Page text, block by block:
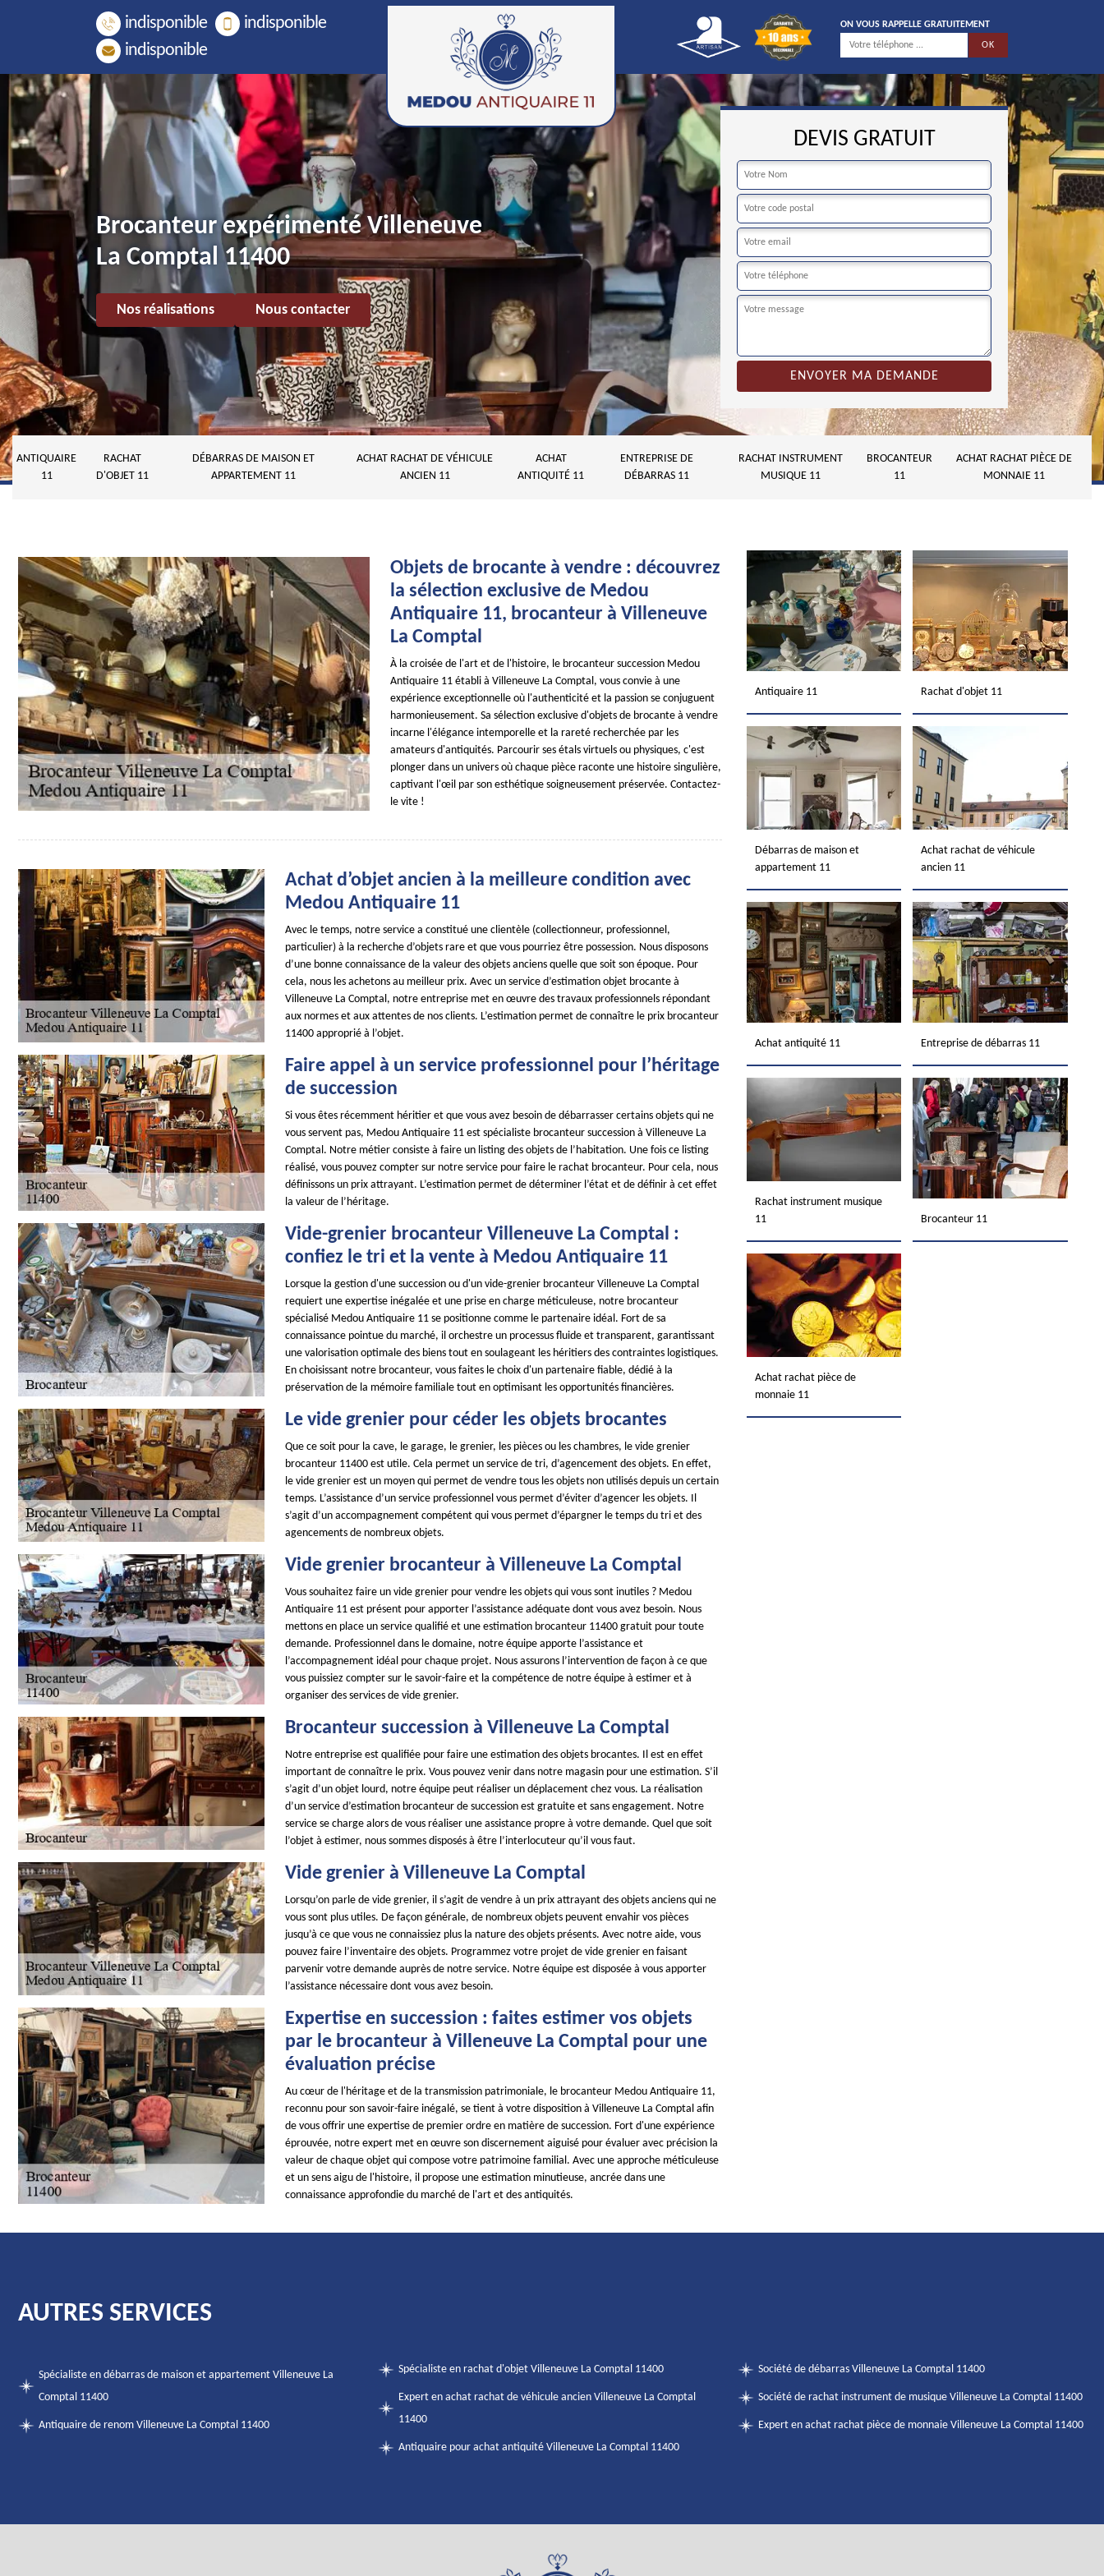
indisponible
indisponible
indisponible
ON VOUS RAPPELLE GRATUITEMENT
Brocanteur expérimenté Villeneuve
La Comptal 11400
Nos réalisations Nous contacter
DEVIS GRATUIT
ANTIQUAIRE
11
RACHAT
D'OBJET 11
DÉBARRAS DE MAISON ET
APPARTEMENT 11
ACHAT RACHAT DE VÉHICULE
ANCIEN 11
ACHAT
ANTIQUITÉ 11
ENTREPRISE DE
DÉBARRAS 11
RACHAT INSTRUMENT
MUSIQUE 11
BROCANTEUR
11
ACHAT RACHAT PIÈCE DE
MONNAIE 11
Objets de brocante à vendre : découvrez
la sélection exclusive de Medou
Antiquaire 11, brocanteur à Villeneuve
La Comptal
À la croisée de l'art et de l'histoire, le brocanteur succession Medou
Antiquaire 11 établi à Villeneuve La Comptal, vous convie à une
expérience exceptionnelle où l'authenticité et la passion se conjuguent
harmonieusement. Sa sélection exclusive d'objets de brocante à vendre
incarne l'élégance intemporelle et la rareté recherchée par les
amateurs d'antiquités. Parcourir ses étals virtuels ou physiques, c'est
plonger dans un univers où chaque pièce raconte une histoire singulière,
captivant l'œil par son esthétique soigneusement préservée. Contactez-
le vite !
Achat d’objet ancien à la meilleure condition avec
Medou Antiquaire 11
Avec le temps, notre service a constitué une clientèle (collectionneur, professionnel,
particulier) à la recherche d’objets rare et que vous pourriez être possession. Nous disposons
d’une bonne connaissance de la valeur des objets anciens quelle que soit son époque. Pour
cela, nous les achetons au meilleur prix. Avec un service d’estimation objet brocante à
Villeneuve La Comptal, notre entreprise met en œuvre des travaux professionnels répondant
aux normes et aux attentes de nos clients. L’estimation permet de connaître le prix brocanteur
11400 approprié à l’objet.
Faire appel à un service professionnel pour l’héritage
de succession
Si vous êtes récemment héritier et que vous avez besoin de débarrasser certains objets qui ne
vous servent pas, Medou Antiquaire 11 est spécialiste brocanteur succession à Villeneuve La
Comptal. Notre métier consiste à faire un listing des objets de l’habitation. Une fois ce listing
réalisé, vous pouvez compter sur notre service pour faire le rachat brocanteur. Pour cela, nous
définissons un prix attrayant. L’estimation permet de déterminer l’état et de définir à cet effet
la valeur de l’héritage.
Vide-grenier brocanteur Villeneuve La Comptal :
confiez le tri et la vente à Medou Antiquaire 11
Lorsque la gestion d'une succession ou d'un vide-grenier brocanteur Villeneuve La Comptal
requiert une expertise inégalée et une prise en charge méticuleuse, notre brocanteur
spécialisé Medou Antiquaire 11 se positionne comme le partenaire idéal. Fort de sa
connaissance pointue du marché, il orchestre un processus fluide et transparent, garantissant
une valorisation optimale des biens tout en soulageant les héritiers des contraintes logistiques.
En choisissant notre brocanteur, vous faites le choix d'un partenaire fiable, dédié à la
préservation de la mémoire familiale tout en optimisant les opportunités financières.
Le vide grenier pour céder les objets brocantes
Que ce soit pour la cave, le garage, le grenier, les pièces ou les chambres, le vide grenier
brocanteur 11400 est utile. Cela permet un service de tri, d’agencement des objets. En effet,
le vide grenier est un moyen qui permet de vendre tous les objets non utilisés depuis un certain
temps. L’assistance d’un service professionnel vous permet d’éviter d’agencer les objets. Il
s’agit d’un accompagnement compétent qui vous permet d’épargner le temps du tri et des
agencements de nombreux objets.
Vide grenier brocanteur à Villeneuve La Comptal
Vous souhaitez faire un vide grenier pour vendre les objets qui vous sont inutiles ? Medou
Antiquaire 11 est présent pour apporter l’assistance adéquate dont vous avez besoin. Nous
mettons en place un service qualifié et une estimation brocanteur 11400 gratuit pour toute
demande. Professionnel dans le domaine, notre équipe apporte l’assistance et
l’accompagnement idéal pour chaque projet. Nous assurons l’intervention de façon à ce que
vous puissiez compter sur le savoir-faire et la compétence de notre équipe à estimer et à
organiser des services de vide grenier.
Brocanteur succession à Villeneuve La Comptal
Notre entreprise est qualifiée pour faire une estimation des objets brocantes. Il est en effet
important de connaître le prix. Vous pouvez venir dans notre magasin pour une estimation. S’il
s’agit d’un objet lourd, notre équipe peut réaliser un déplacement chez vous. La réalisation
d’un service d’estimation brocanteur de succession est gratuite et sans engagement. Notre
service se charge alors de vous réaliser une assistance propre à votre demande. Quel que soit
l’objet à estimer, nous sommes disposés à être l’interlocuteur qu’il vous faut.
Vide grenier à Villeneuve La Comptal
Lorsqu’on parle de vide grenier, il s’agit de vendre à un prix attrayant des objets anciens qui ne
vous sont plus utiles. De façon générale, de nombreux objets peuvent envahir vos pièces
jusqu’à ce que vous ne connaissiez plus la nature des objets présents. Avec notre aide, vous
pouvez faire l’inventaire des objets. Programmez votre projet de vide grenier en faisant
parvenir votre demande auprès de notre service. Notre équipe est disposée à vous apporter
l’assistance nécessaire dont vous avez besoin.
Expertise en succession : faites estimer vos objets
par le brocanteur à Villeneuve La Comptal pour une
évaluation précise
Au cœur de l'héritage et de la transmission patrimoniale, le brocanteur Medou Antiquaire 11,
reconnu pour son savoir-faire inégalé, se tient à votre disposition à Villeneuve La Comptal afin
de vous offrir une expertise de premier ordre en matière de succession. Fort d'une expérience
éprouvée, notre expert met en œuvre son discernement aiguisé pour évaluer avec précision la
valeur de chaque objet qui compose votre patrimoine familial. Avec une approche méticuleuse
et un sens aigu de l'histoire, il propose une estimation minutieuse, ancrée dans une
connaissance approfondie du marché de l'art et des antiquités.
Antiquaire 11 Rachat d'objet 11
Débarras de maison et
appartement 11
Achat rachat de véhicule
ancien 11
Achat antiquité 11 Entreprise de débarras 11
Rachat instrument musique
11
Brocanteur 11
Achat rachat pièce de
monnaie 11
AUTRES SERVICES
Spécialiste en débarras de maison et appartement Villeneuve La
Comptal 11400
Antiquaire de renom Villeneuve La Comptal 11400
Spécialiste en rachat d'objet Villeneuve La Comptal 11400
Expert en achat rachat de véhicule ancien Villeneuve La Comptal
11400
Antiquaire pour achat antiquité Villeneuve La Comptal 11400
Société de débarras Villeneuve La Comptal 11400
Société de rachat instrument de musique Villeneuve La Comptal 11400
Expert en achat rachat pièce de monnaie Villeneuve La Comptal 11400